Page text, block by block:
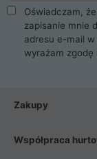
takie jak
dyski SSD, M.2
najlepszy
Poza
Smartfony
wentylatory. Na
Oświadczam,
zapisanie mnie
adresu e-mail w
wyrażam
Zakupy
Współpraca